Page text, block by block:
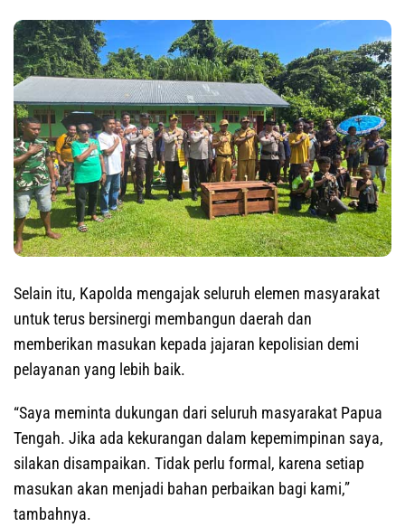
Selain itu, Kapolda mengajak seluruh elemen masyarakat
untuk terus bersinergi membangun daerah dan
memberikan masukan kepada jajaran kepolisian demi
pelayanan yang lebih baik.
“Saya meminta dukungan dari seluruh masyarakat Papua
Tengah. Jika ada kekurangan dalam kepemimpinan saya,
silakan disampaikan. Tidak perlu formal, karena setiap
masukan akan menjadi bahan perbaikan bagi kami,”
tambahnya.